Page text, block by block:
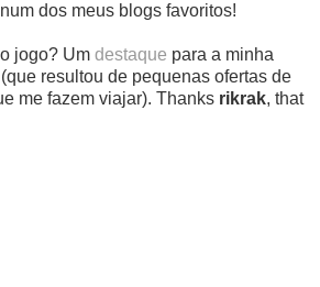
dos meus blogs favoritos!
jogo? Um destaque para a minha
(que resultou de pequenas ofertas de
me fazem viajar). Thanks rikrak, that